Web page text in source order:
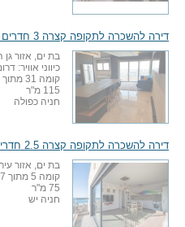
דירה להשכרה לתקופה קצרה 3 חדרים 382$ ללילה
בת ים, אזור גן העיר, 2 חדרי
כיווני אוויר:
קומה 31 מתוך 37, נוף לים, שטח דירה
115 מ"ר
חניה כפולה
דירה להשכרה לתקופה קצרה 2.5 חדרים 188$ ללילה
בת ים, אזור עיריה, 2 חדרי שינה
קומה 5 מתוך 7, נוף לים, שטח דירה
75 מ"ר
חניה יש